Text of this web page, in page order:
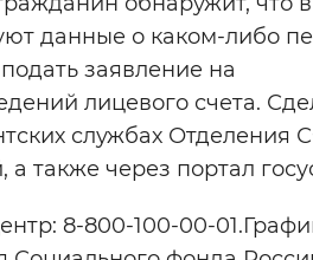
данные о каком-либо
заявление на
лицевого счета.
службах Отделения
а также через портал
8-800-100-00-